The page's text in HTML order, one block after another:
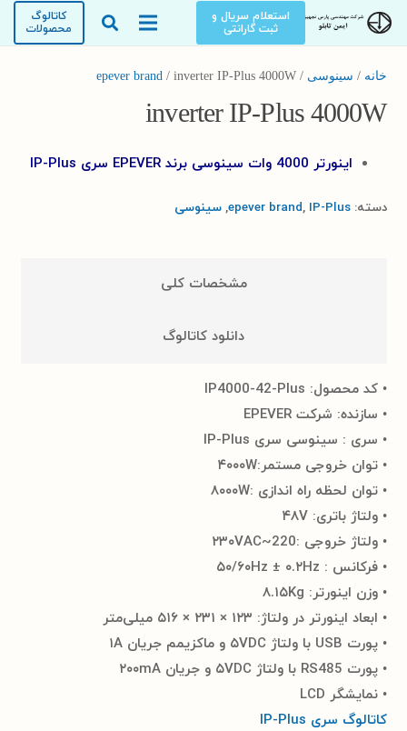
استعلام سریال و
ثبت گارانتی
کاتالوگ
محصولات
خانه / سینوسی /
epever brand / inverter IP-Plus 4000W
inverter IP-Plus 4000W
اینورتر 4000 وات سینوسی برند EPEVER سری IP-Plus
دسته: epever brand, IP-Plus
,سینوسی
مشخصات کلی
دانلود کاتالوگ
• کد محصول: IP4000-42-Plus
• سازنده: شرکت EPEVER
• سری : سینوسی سری IP-Plus
• توان خروجی مستمر:۴۰۰۰W
• توان لحظه راه اندازی :۸۰۰۰W
• ولتاژ باتری: ۴۸V
• ولتاژ خروجی :۲۳۰VAC~220
• فرکانس : ۵۰/۶۰Hz ± ۰.۲Hz
• وزن اینورتر: ۸.۱۵Kg
• ابعاد اینورتر در ولتاژ: ۱۲۳ × ۲۳۱ × ۵۱۶ میلی‌متر
• پورت USB با ولتاژ ۵VDC و ماکزیمم جریان ۱A
• پورت RS485 با ولتاژ ۵VDC و جریان ۲۰۰mA
• نمایشگر LCD
کاتالوگ سری IP-Plus